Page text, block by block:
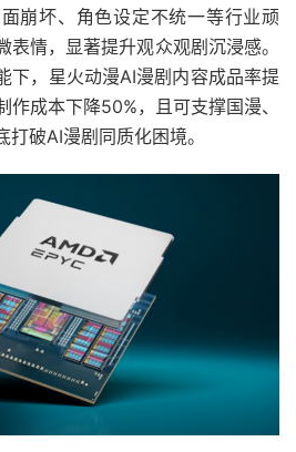
崩坏、角色设定不统一等行业顽
情，显著提升观众观剧沉浸感。
下，星火动漫AI漫剧内容成品率提
成本下降50%，且可支撑国漫、
破AI漫剧同质化困境。